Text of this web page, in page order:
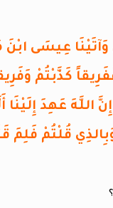
وَآتَيْنَا عِيسَى
كَذَّبْتُمْ
(الذِينَ قَالُوا أي اليهود إِنَّ اللَّهَ
قُلْتُمْ فَلِمَ